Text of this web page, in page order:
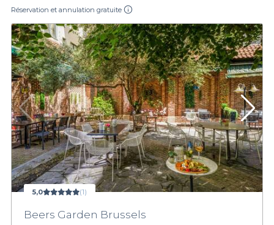
Réservation et annulation gratuite
5,0 (1)
Beers Garden Brussels